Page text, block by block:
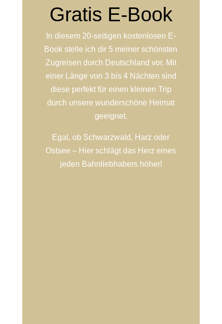
Gratis E-Book
In diesem 20-seitigen kostenlosen E-
Book stelle ich dir 5 meiner schönsten
Zugreisen durch Deutschland vor. Mit
einer Länge von 3 bis 4 Nächten sind
diese perfekt für einen kleinen Trip
durch unsere wunderschöne Heimat
geeignet.
Egal, ob Schwarzwald, Harz oder
Ostsee – Hier schlägt das Herz eines
jeden Bahnliebhabers höher!